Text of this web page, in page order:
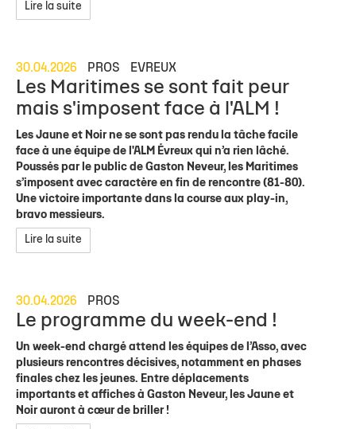
Lire la suite
30.04.2026 PROS EVREUX
Les Maritimes se sont fait peur
mais s'imposent face à l'ALM !
Les Jaune et Noir ne se sont pas rendu la tâche facile
face à une équipe de l'ALM Évreux qui n’a rien lâché.
Poussés par le public de Gaston Neveur, les Maritimes
s’imposent avec caractère en fin de rencontre (81-80).
Une victoire importante dans la course aux play-in,
bravo messieurs.
Lire la suite
30.04.2026 PROS
Le programme du week-end !
Un week-end chargé attend les équipes de l’Asso, avec
plusieurs rencontres décisives, notamment en phases
finales chez les jeunes. Entre déplacements
importants et affiches à Gaston Neveur, les Jaune et
Noir auront à cœur de briller !